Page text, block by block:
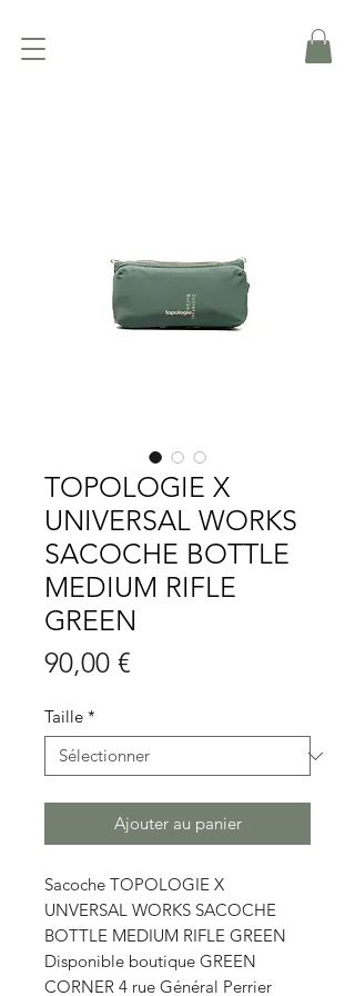
TOPOLOGIE X
UNIVERSAL WORKS
SACOCHE BOTTLE
MEDIUM RIFLE
GREEN
90,00 €
Taille *
Ajouter au panier
Sacoche TOPOLOGIE X
UNVERSAL WORKS SACOCHE
BOTTLE MEDIUM RIFLE GREEN
Disponible boutique GREEN
CORNER 4 rue Général Perrier